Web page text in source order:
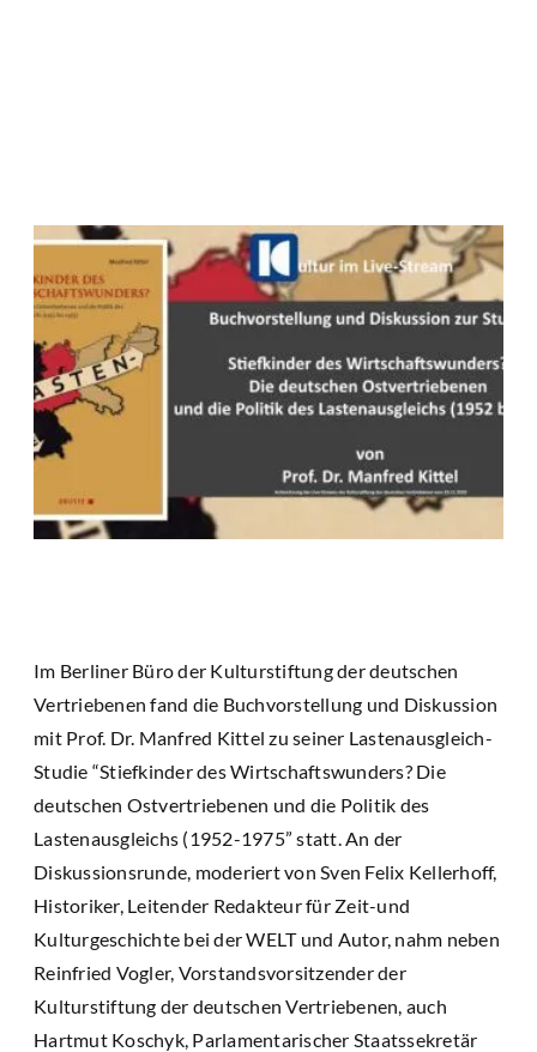
Im Berliner Büro der Kulturstiftung der deutschen
Vertriebenen fand die Buchvorstellung und Diskussion
mit Prof. Dr. Manfred Kittel zu seiner Lastenausgleich-
Studie “Stiefkinder des Wirtschaftswunders? Die
deutschen Ostvertriebenen und die Politik des
Lastenausgleichs (1952-1975” statt. An der
Diskussionsrunde, moderiert von Sven Felix Kellerhoff,
Historiker, Leitender Redakteur für Zeit-und
Kulturgeschichte bei der WELT und Autor, nahm neben
Reinfried Vogler, Vorstandsvorsitzender der
Kulturstiftung der deutschen Vertriebenen, auch
Hartmut Koschyk, Parlamentarischer Staatssekretär